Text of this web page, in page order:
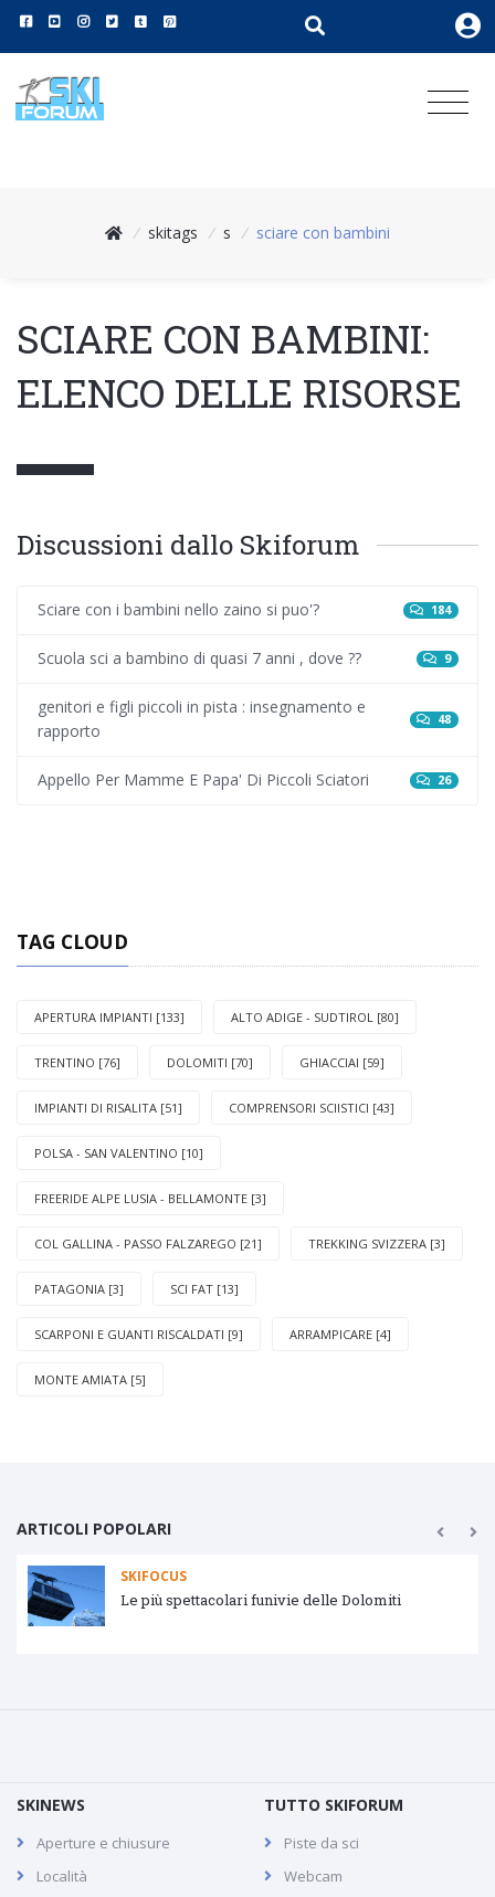
/ skitags / s / sciare con bambini
SCIARE CON BAMBINI:
ELENCO DELLE RISORSE
Discussioni dallo Skiforum
Sciare con i bambini nello zaino si puo'? 184
Scuola sci a bambino di quasi 7 anni , dove ?? 9
genitori e figli piccoli in pista : insegnamento e
rapporto
48
Appello Per Mamme E Papa' Di Piccoli Sciatori 26
TAG CLOUD
APERTURA IMPIANTI [133] ALTO ADIGE - SUDTIROL [80]
TRENTINO [76] DOLOMITI [70] GHIACCIAI [59]
IMPIANTI DI RISALITA [51] COMPRENSORI SCIISTICI [43]
POLSA - SAN VALENTINO [10]
FREERIDE ALPE LUSIA - BELLAMONTE [3]
COL GALLINA - PASSO FALZAREGO [21] TREKKING SVIZZERA [3]
PATAGONIA [3] SCI FAT [13]
SCARPONI E GUANTI RISCALDATI [9] ARRAMPICARE [4]
MONTE AMIATA [5]
ARTICOLI POPOLARI
SKIFOCUS
Le più spettacolari funivie delle Dolomiti
SKINEWS
Aperture e chiusure
Località
TUTTO SKIFORUM
Piste da sci
Webcam